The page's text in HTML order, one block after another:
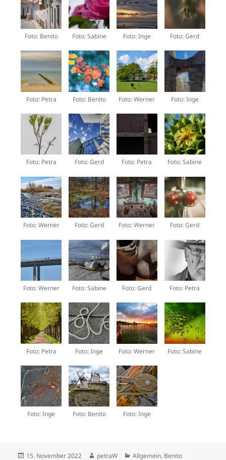
Foto: Benito Foto: Sabine Foto: Inge Foto: Gerd
Foto: Petra Foto: Benito Foto: Werner Foto: Inge
Foto: Petra Foto: Gerd Foto: Petra Foto: Sabine
Foto: Werner Foto: Gerd Foto: Werner Foto: Gerd
Foto: Werner Foto: Sabine Foto: Gerd Foto: Petra
Foto: Petra Foto: Inge Foto: Werner Foto: Sabine
Foto: Inge Foto: Benito Foto: Inge
Veröffentlicht
15. November 2022 Autor
petraW Kategorien
Allgemein, Benito